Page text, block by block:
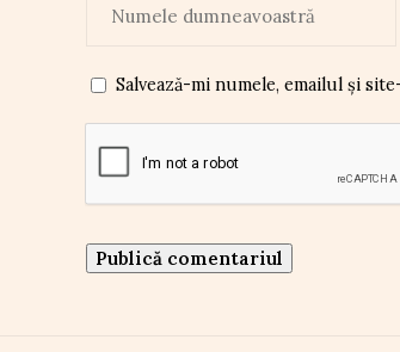
Salvează-mi numele, emailul și